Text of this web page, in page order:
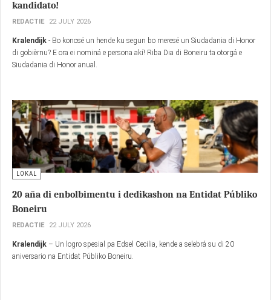
LOKAL
kandidato!
REDACTIE 22 JULY 2026
Kralendijk- Bo konosé un hende ku segun bo meresé un Siudadania di Honor
di gobièrnu? E ora ei nominá e persona akí! Riba Dia di Boneiru ta otorgá e
Siudadania di Honor anual.